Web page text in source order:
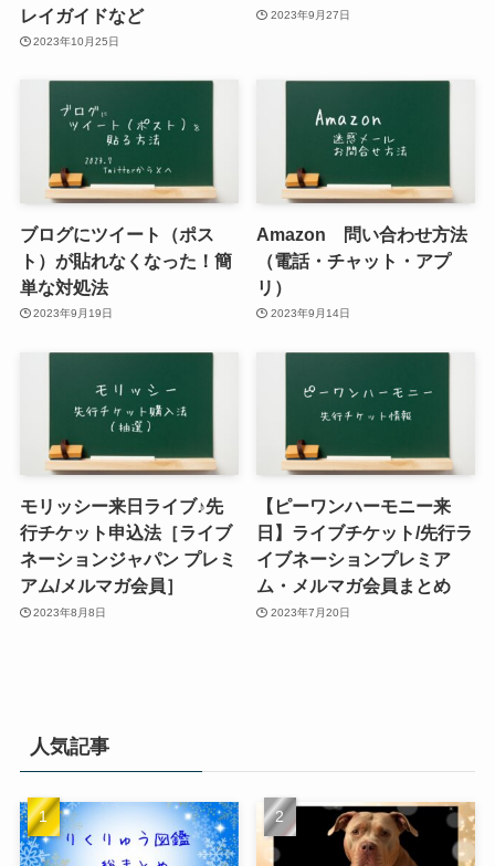
レイガイドなど
2023年10月25日
2023年9月27日
ブログにツイート（ポス
ト）が貼れなくなった！簡
単な対処法
2023年9月19日
Amazon 問い合わせ方法
（電話・チャット・アプ
リ）
2023年9月14日
モリッシー来日ライブ♪先
行チケット申込法［ライブ
ネーションジャパン プレミ
アム/メルマガ会員］
2023年8月8日
【ピーワンハーモニー来
日】ライブチケット/先行ラ
イブネーションプレミア
ム・メルマガ会員まとめ
2023年7月20日
人気記事